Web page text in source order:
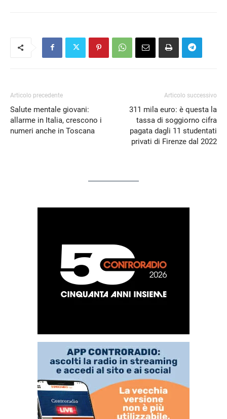
Articolo precedente
Salute mentale giovani:
allarme in Italia, crescono i
numeri anche in Toscana
Articolo successivo
311 mila euro: è questa la
tassa di soggiorno cifra
pagata dagli 11 studentati
privati di Firenze dal 2022